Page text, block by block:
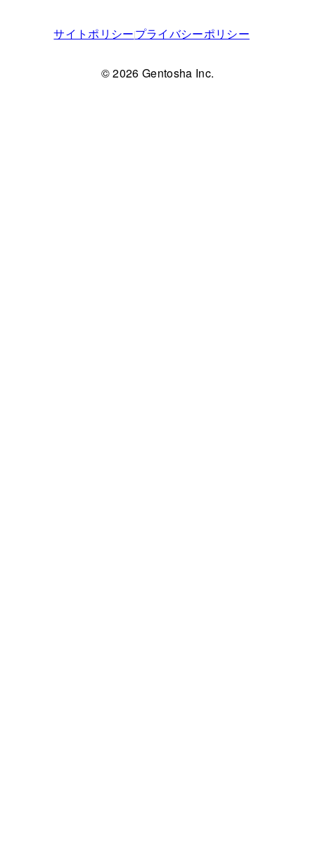
サイトポリシープライバシーポリシー
© 2026 Gentosha Inc.